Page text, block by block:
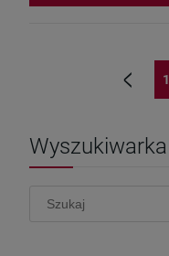
1
Wyszukiwarka